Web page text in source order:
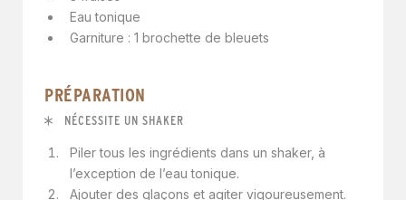
Eautonique
Garniture : 1 brochette de bleuets
PRÉPARATION
NÉCESSITE UN SHAKER
Pilertous les ingrédients dans un shaker, à
l’exception de l’eau tonique.
Ajouter des glaçons et agiter vigoureusement.